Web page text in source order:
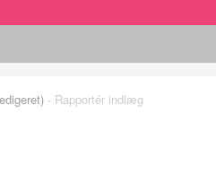
· Rapportér indlæg